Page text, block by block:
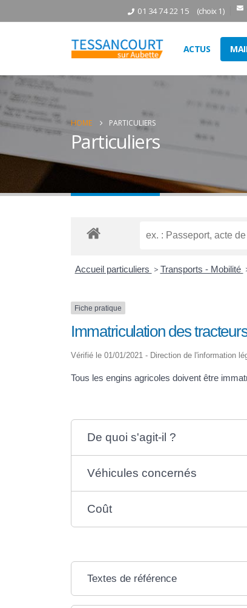
01 34 74 22 15 (choix 1)
ACTUS
HOME PARTICULIERS
Particuliers
Accueil particuliers > Transports - Mobilité
Fiche pratique
Immatriculation des
Vérifié le 01/01/2021 - Direction de l'information
Tous les engins agricoles doivent être
De quoi s'agit-il ?
Véhicules concernés
Coût
Textes de référence